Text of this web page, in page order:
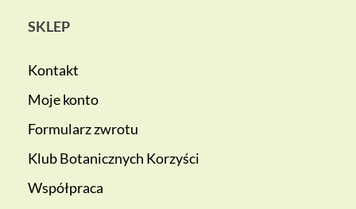
SKLEP
Kontakt
Moje konto
Formularz zwrotu
Klub Botanicznych Korzyści
Współpraca